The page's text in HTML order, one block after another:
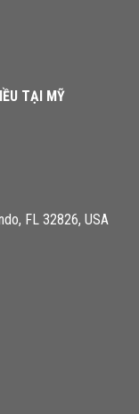
TẠI MỸ
FL 32826, USA